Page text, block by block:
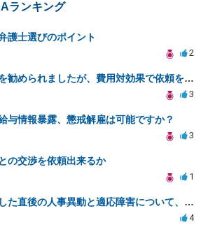
ランキング
護士選びのポイント
2
警察には弁護士を勧められましたが、費用対効果で依頼をすることを躊躇しています。
3
与情報暴露、懲戒解雇は可能ですか？
3
の交渉を依頼出来るか
1
業務改善を提案した直後の人事異動と適応障害について、法的に問題があるか相談したいです。
4